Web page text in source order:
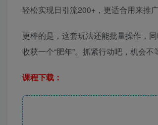
轻松实现日引流200+，更适合用来推广
更棒的是，这套玩法还能批量操作，
收获一个“肥年”。抓紧行动吧，机会不
课程下载：